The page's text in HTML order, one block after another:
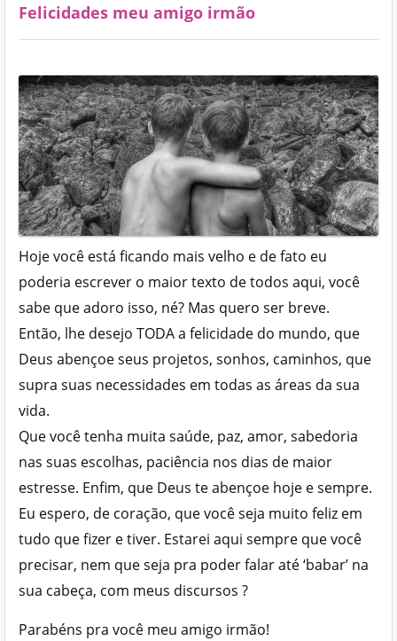
Felicidades meu amigo irmão
Hoje você está ficando mais velho e de fato eu
poderia escrever o maior texto de todos aqui, você
sabe que adoro isso, né? Mas quero ser breve.
Então, lhe desejo TODA a felicidade do mundo, que
Deus abençoe seus projetos, sonhos, caminhos, que
supra suas necessidades em todas as áreas da sua
vida.
Que você tenha muita saúde, paz, amor, sabedoria
nas suas escolhas, paciência nos dias de maior
estresse. Enfim, que Deus te abençoe hoje e sempre.
Eu espero, de coração, que você seja muito feliz em
tudo que fizer e tiver. Estarei aqui sempre que você
precisar, nem que seja pra poder falar até ‘babar’ na
sua cabeça, com meus discursos ?
Parabéns pra você meu amigo irmão!